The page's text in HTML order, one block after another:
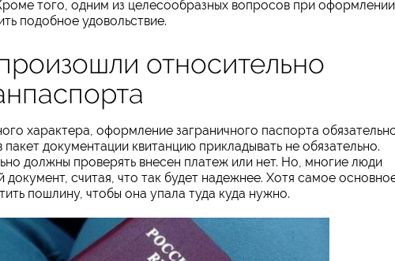
того, одним из целесообразных вопросов при оформлении
подобное удовольствие.
относительно
характера, оформление заграничного паспорта
документации квитанцию прикладывать не обязательно.
должны проверять внесен платеж или нет. Но, многие люди
считая, что так будет надежнее. Хотя самое
пошлину, чтобы она упала туда куда нужно.